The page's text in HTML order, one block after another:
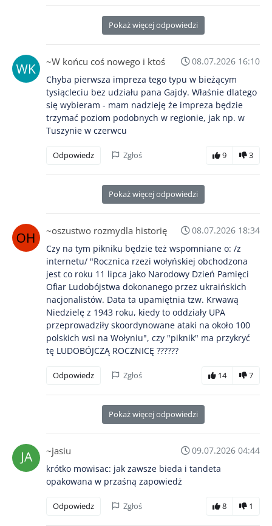
Pokaż więcej odpowiedzi
~W końcu coś nowego i ktoś
08.07.2026 16:10
Chyba pierwsza impreza tego typu w bieżącym
tysiącleciu bez udziału pana Gajdy. Właśnie dlatego
się wybieram - mam nadzieję że impreza będzie
trzymać poziom podobnych w regionie, jak np. w
Tuszynie w czerwcu
Odpowiedz Zgłoś 9 3
Pokaż więcej odpowiedzi
~oszustwo rozmydla historię
08.07.2026 18:34
Czy na tym pikniku będzie też wspomniane o: /z
internetu/ "Rocznica rzezi wołyńskiej obchodzona
jest co roku 11 lipca jako Narodowy Dzień Pamięci
Ofiar Ludobójstwa dokonanego przez ukraińskich
nacjonalistów. Data ta upamiętnia tzw. Krwawą
Niedzielę z 1943 roku, kiedy to oddziały UPA
przeprowadziły skoordynowane ataki na około 100
polskich wsi na Wołyniu", czy "piknik" ma przykryć
tę LUDOBÓJCZĄ ROCZNICĘ ??????
Odpowiedz Zgłoś 14 7
Pokaż więcej odpowiedzi
~jasiu
09.07.2026 04:44
krótko mowisac: jak zawsze bieda i tandeta
opakowana w przaśną zapowiedż
Odpowiedz Zgłoś 8 1